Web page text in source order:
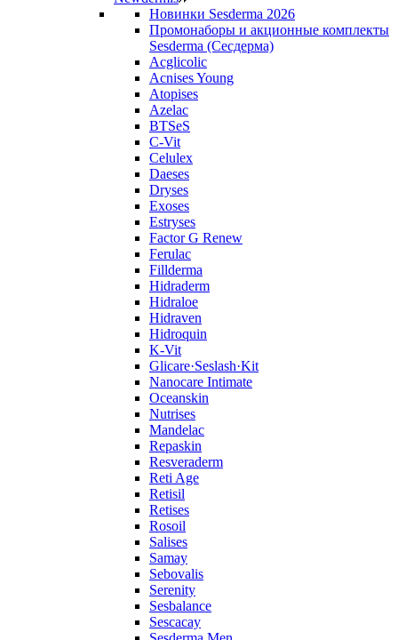
Новинки Sesderma 2026
Промонаборы и акционные комплекты
Sesderma (Сесдерма)
Acglicolic
Acnises Young
Atopises
Azelac
BTSeS
C‑Vit
Celulex
Daeses
Dryses
Exoses
Estryses
Factor G Renew
Ferulac
Fillderma
Hidraderm
Hidraloe
Hidraven
Hidroquin
K-Vit
Glicare·Seslash·Kit
Nanocare Intimate
Oceanskin
Nutrises
Mandelac
Repaskin
Resveraderm
Reti Age
Retisil
Retises
Rosoil
Salises
Samay
Sebovalis
Serenity
Sesbalance
Sescacay